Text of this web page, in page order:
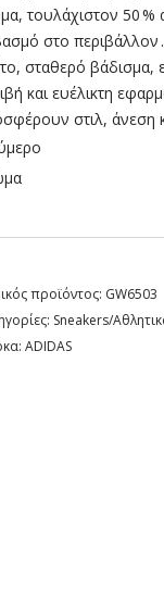
τουλάχιστον 50
στο περιβάλλον
σταθερό βάδισμα,
και ευέλικτη
στιλ, άνεση
προϊόντος: GW6503
Sneakers/
ADIDAS